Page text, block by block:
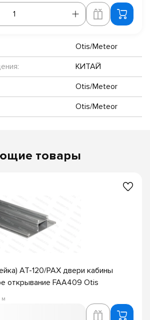
Otis/Meteor
КИТАЙ
Otis/Meteor
Otis/Meteor
товары
AT-120/PAX двери кабины
открывание FAA409 Otis
м